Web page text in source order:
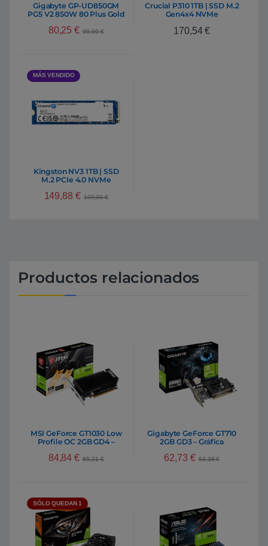
Gigabyte GP-UD850GM
PG5 V2 850W 80 Plus Gold
Full Modular ATX 3.1 PCIe
80,25€ 99,99€
Crucial P310 1TB | SSD M.2
Gen4x4 NVMe
170,54€
MÁS VENDIDO
Kingston NV3 1TB | SSD
M.2 PCIe 4.0 NVMe
149,88 € 199,00€
Productos relacionados
MSI GeForce GT1030 Low
Profile OC 2GB GD4 –
84,84€ 85,21€
Gigabyte GeForce GT710
2GB GD3 – Gráfica
62,73 € 63,38€
SÓLO QUEDAN 1